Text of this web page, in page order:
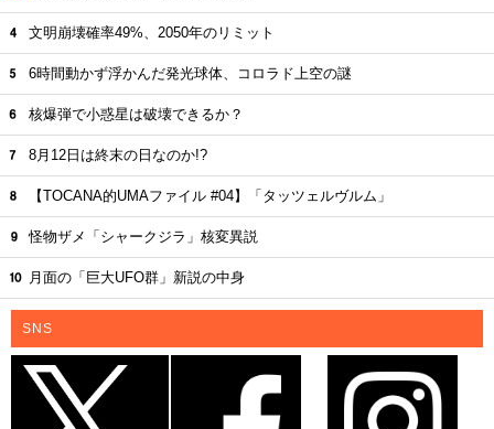
文明崩壊確率49%、2050年のリミット
6時間動かず浮かんだ発光球体、コロラド上空の謎
核爆弾で小惑星は破壊できるか？
8月12日は終末の日なのか!?
【TOCANA的UMAファイル #04】「タッツェルヴルム」
怪物ザメ「シャークジラ」核変異説
月面の「巨大UFO群」新説の中身
SNS